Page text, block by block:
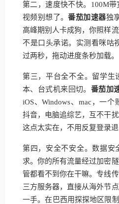
第二，速度快不快。100M
视频别想了。番茄加速器独
高峰期别人卡成狗，你照样
不是口头承诺。实测看咪咕
过两秒，拖动进度条秒加载。
第三，平台全不全。留学生
本、台式机来回切。 番茄加
iOS、Windows、mac，一
抖音，电脑追综艺，互不干
这点太实在，不用反复登录
第四，安全不安全。数据安
求。你的所有流量经过加密
管都看不到你在干嘛。专线
三方服务器，直接从海外节
一手。在巴西用探探地区限